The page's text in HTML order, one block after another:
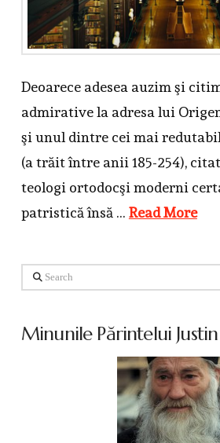
Deoarece adesea auzim şi
admirative la adresa lui
şi unul dintre cei mai
(a trăit între anii 185-254),
teologi ortodocşi moderni
patristică însă … Read More
Search
Minunile Părintelui